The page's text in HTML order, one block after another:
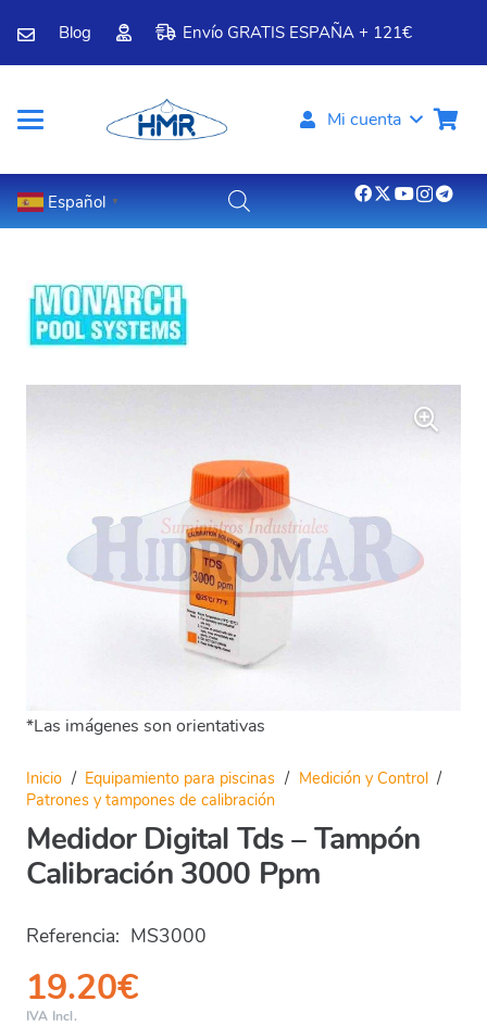
Blog Envío GRATIS ESPAÑA + 121€
Mi cuenta
Español ▼
*Las imágenes son orientativas
Inicio / Equipamiento para piscinas / Medición y Control /
Patrones y tampones de calibración
Medidor Digital Tds – Tampón
Calibración 3000 Ppm
Referencia: MS3000
19.20€
IVA Incl.